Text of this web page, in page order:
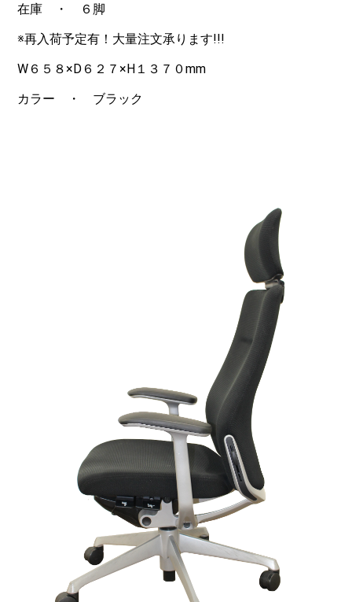
在庫 ・ ６脚
※再入荷予定有！大量注文承ります!!!
W６５８×D６２７×H１３７０mm
カラー ・ ブラック